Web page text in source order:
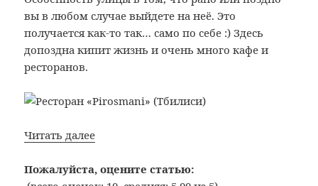
вы в любом случае выйдете на неё. Это
получается как-то так… само по себе :) Здесь
допоздна кипит жизнь и очень много кафе и
ресторанов.
Читать далееBon
№345:
Пожалуйста, оцените статью: